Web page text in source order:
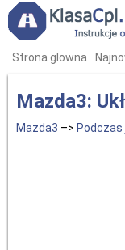
Strona glowna
Mazda3:
Mazda3 –> Podczas